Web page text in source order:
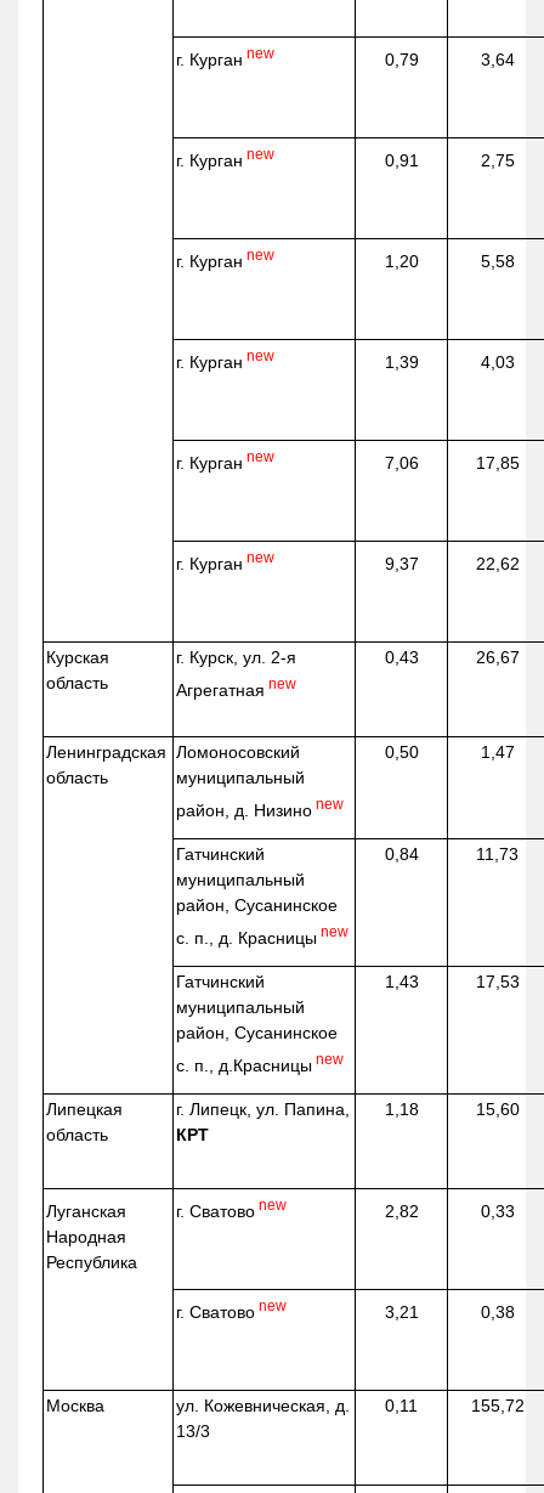
г. Курган new 0,79 3,64
г. Курган new 0,91 2,75
г. Курган new 1,20 5,58
г. Курган new 1,39 4,03
г. Курган new 7,06 17,85
г. Курган new 9,37 22,62
Курская
область
г. Курск, ул. 2-я
Агрегатная new
0,43 26,67
Ленинградская
область
Ломоносовский
муниципальный
район, д. Низино new
0,50 1,47
Гатчинский
муниципальный
район, Сусанинское
с. п., д. Красницы new
0,84 11,73
Гатчинский
муниципальный
район, Сусанинское
с. п., д.Красницы new
1,43 17,53
Липецкая
область
г. Липецк, ул. Папина,
КРТ
1,18 15,60
Луганская
Народная
Республика
г. Сватово new 2,82 0,33
г. Сватово new 3,21 0,38
Москва ул. Кожевническая , д.
13/3
0,11 155,72